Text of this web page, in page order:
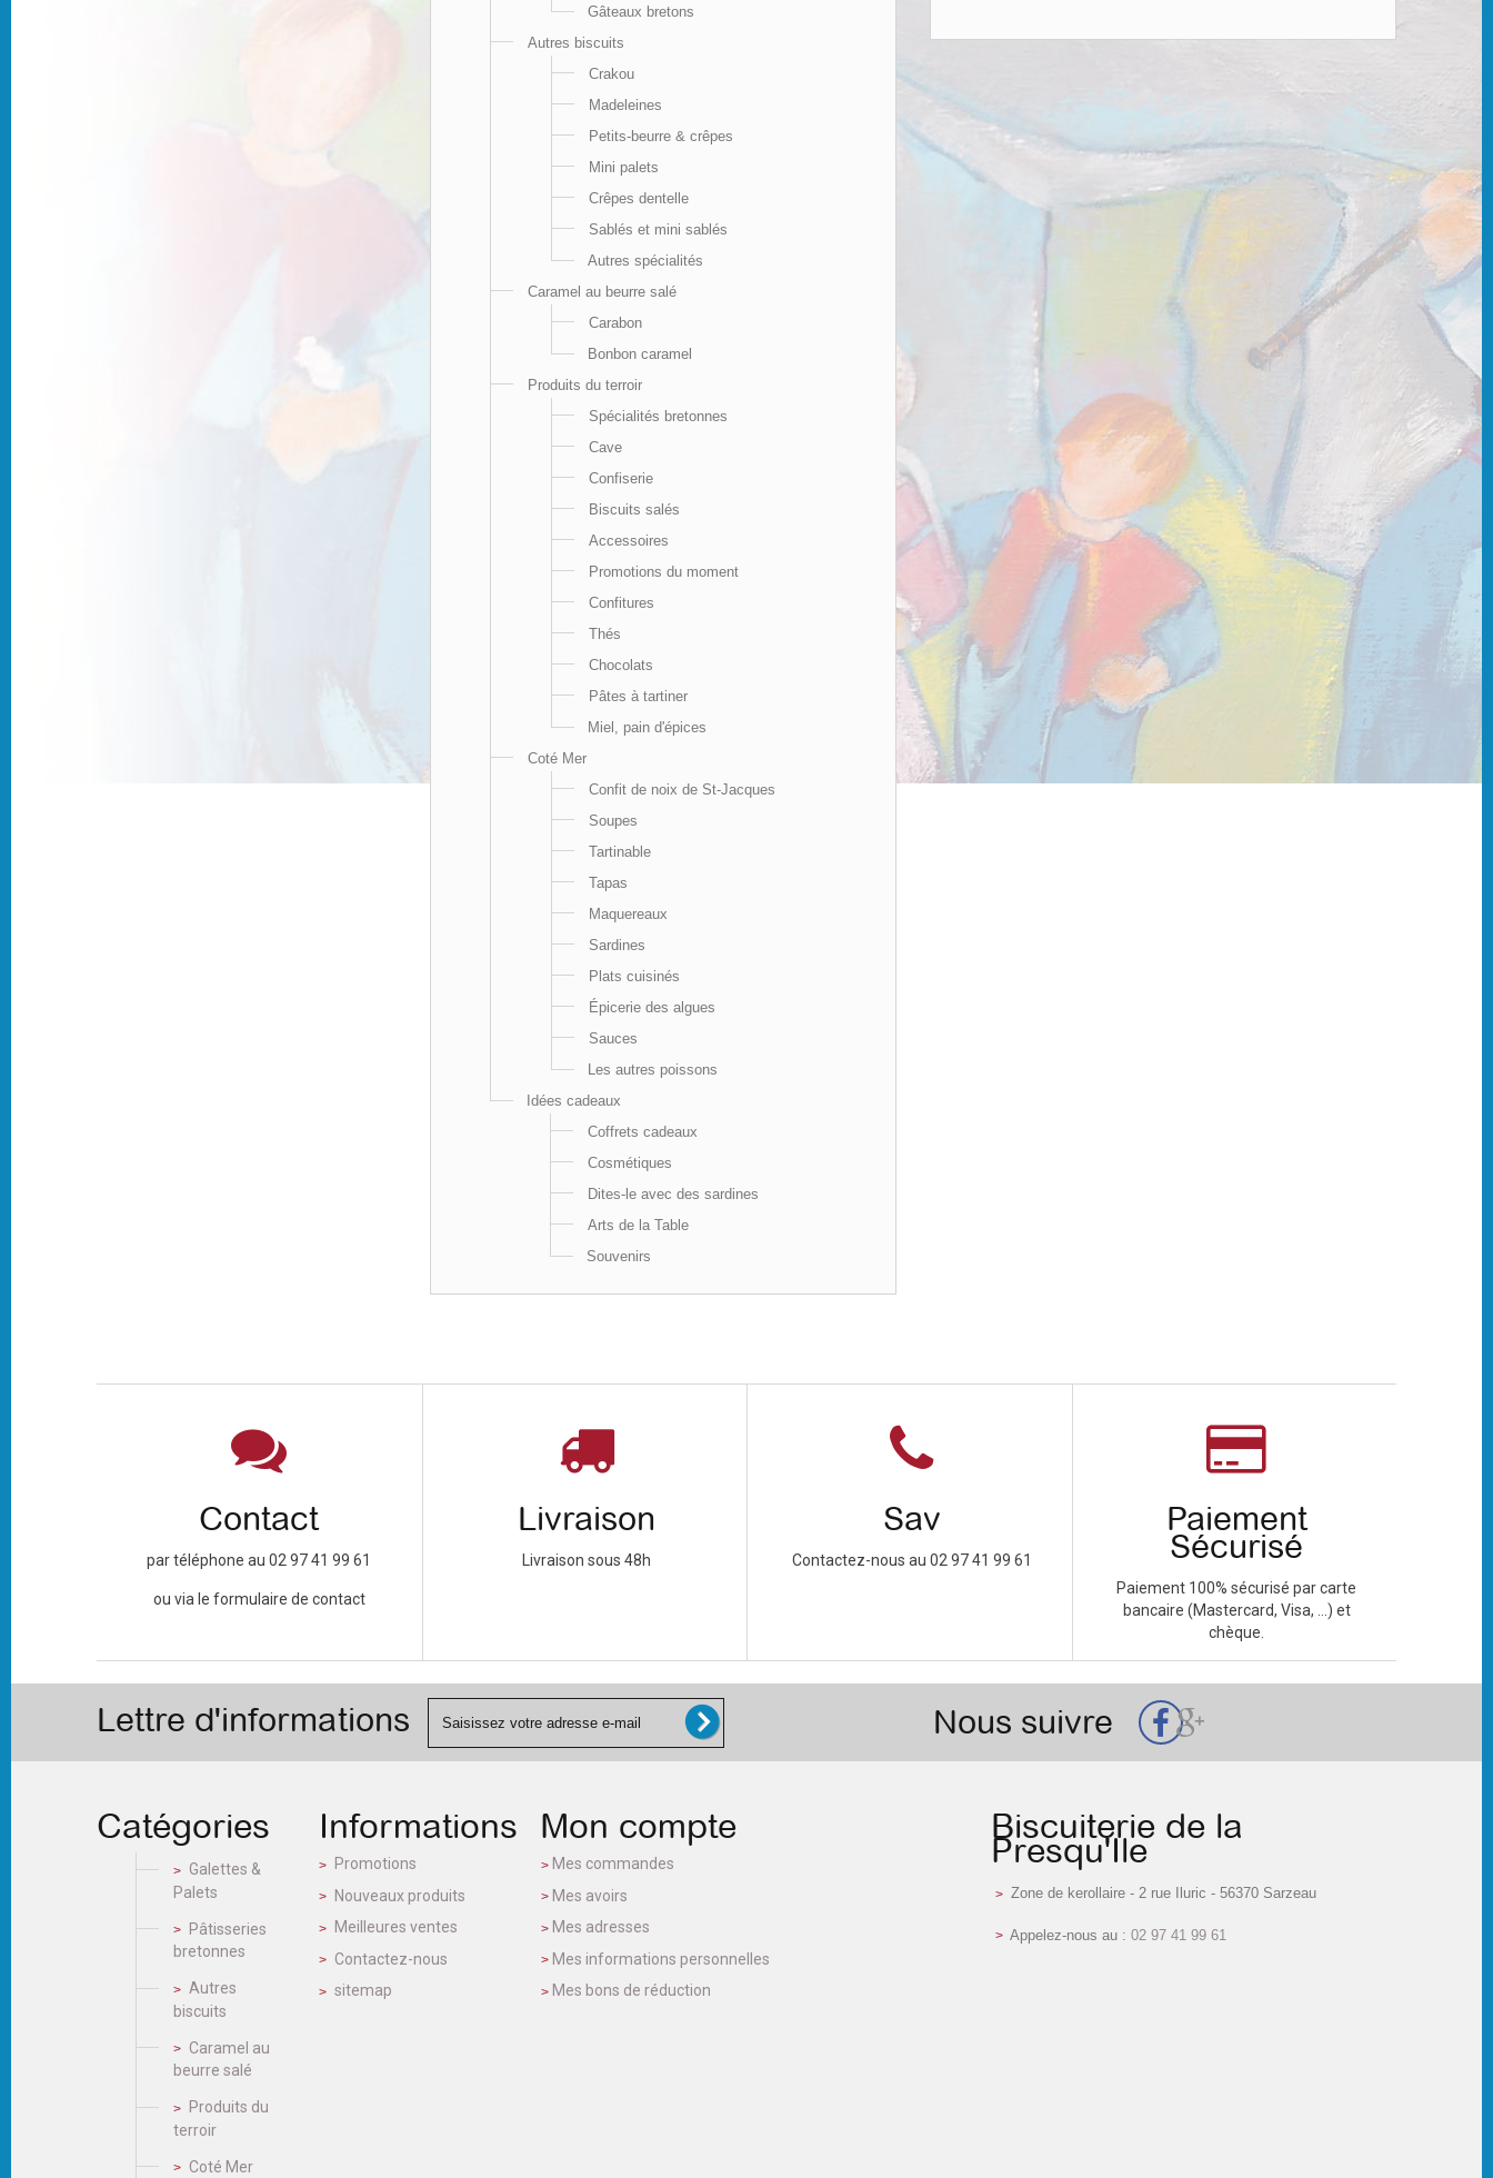
Gâteaux bretons
Autres biscuits
Crakou
Madeleines
Petits-beurre & crêpes
Mini palets
Crêpes dentelle
Sablés et mini sablés
Autres spécialités
Caramel au beurre salé
Carabon
Bonbon caramel
Produits du terroir
Spécialités bretonnes
Cave
Confiserie
Biscuits salés
Accessoires
Promotions du moment
Confitures
Thés
Chocolats
Pâtes à tartiner
Miel, pain d'épices
Coté Mer
Confit de noix de St-Jacques
Soupes
Tartinable
Tapas
Maquereaux
Sardines
Plats cuisinés
Épicerie des algues
Sauces
Les autres poissons
Idées cadeaux
Coffrets cadeaux
Cosmétiques
Dites-le avec des sardines
Arts de la Table
Souvenirs
Contact
par téléphone au 02 97 41 99 61
ou via le formulaire de contact
Livraison
Livraison sous 48h
Sav
Contactez-nous au 02 97 41 99 61
Paiement
Sécurisé
Paiement 100% sécurisé par carte
bancaire (Mastercard, Visa, ...) et
chèque.
Lettre d'informations Nous suivre
Catégories
Galettes &
Palets
Pâtisseries
bretonnes
Autres
biscuits
Caramel au
beurre salé
Produits du
terroir
Coté Mer
Informations
Promotions
Nouveaux produits
Meilleures ventes
Contactez-nous
sitemap
Mon compte
Mes commandes
Mes avoirs
Mes adresses
Mes informations personnelles
Mes bons de réduction
Biscuiterie de la
Presqu'Ile
Zone de kerollaire - 2 rue Iluric - 56370 Sarzeau
Appelez-nous au : 02 97 41 99 61